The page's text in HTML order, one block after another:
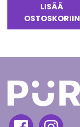
LISÄÄ
OSTOSKORIIN